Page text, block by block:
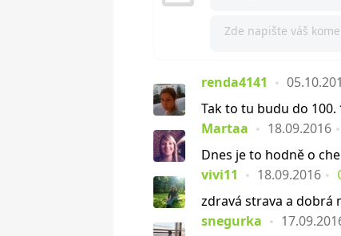
renda4141
Tak to tu budu do
Martaa
18.09.2016
Dnes je to hodně o
vivi11
18.09.2016
zdravá strava a dobrá
snegurka